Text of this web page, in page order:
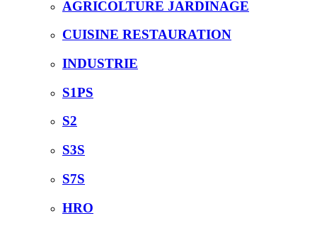
AGRICOLTURE JARDINAGE
CUISINE RESTAURATION
INDUSTRIE
S1PS
S2
S3S
S7S
HRO